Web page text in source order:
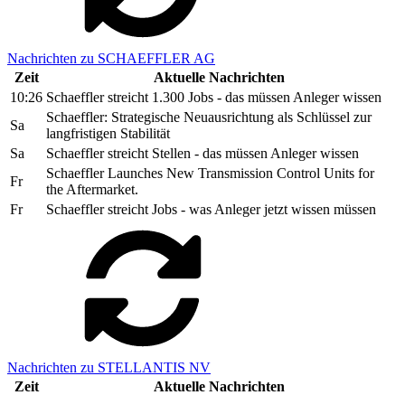
Nachrichten zu SCHAEFFLER AG
Zeit
Aktuelle Nachrichten
10:26 Schaeffler streicht 1.300 Jobs - das müssen Anleger wissen
Sa
Schaeffler: Strategische Neuausrichtung als Schlüssel zur
langfristigen Stabilität
Sa
Schaeffler streicht Stellen - das müssen Anleger wissen
Fr
Schaeffler Launches New Transmission Control Units for
the Aftermarket.
Fr
Schaeffler streicht Jobs - was Anleger jetzt wissen müssen
Nachrichten zu STELLANTIS NV
Zeit
Aktuelle Nachrichten